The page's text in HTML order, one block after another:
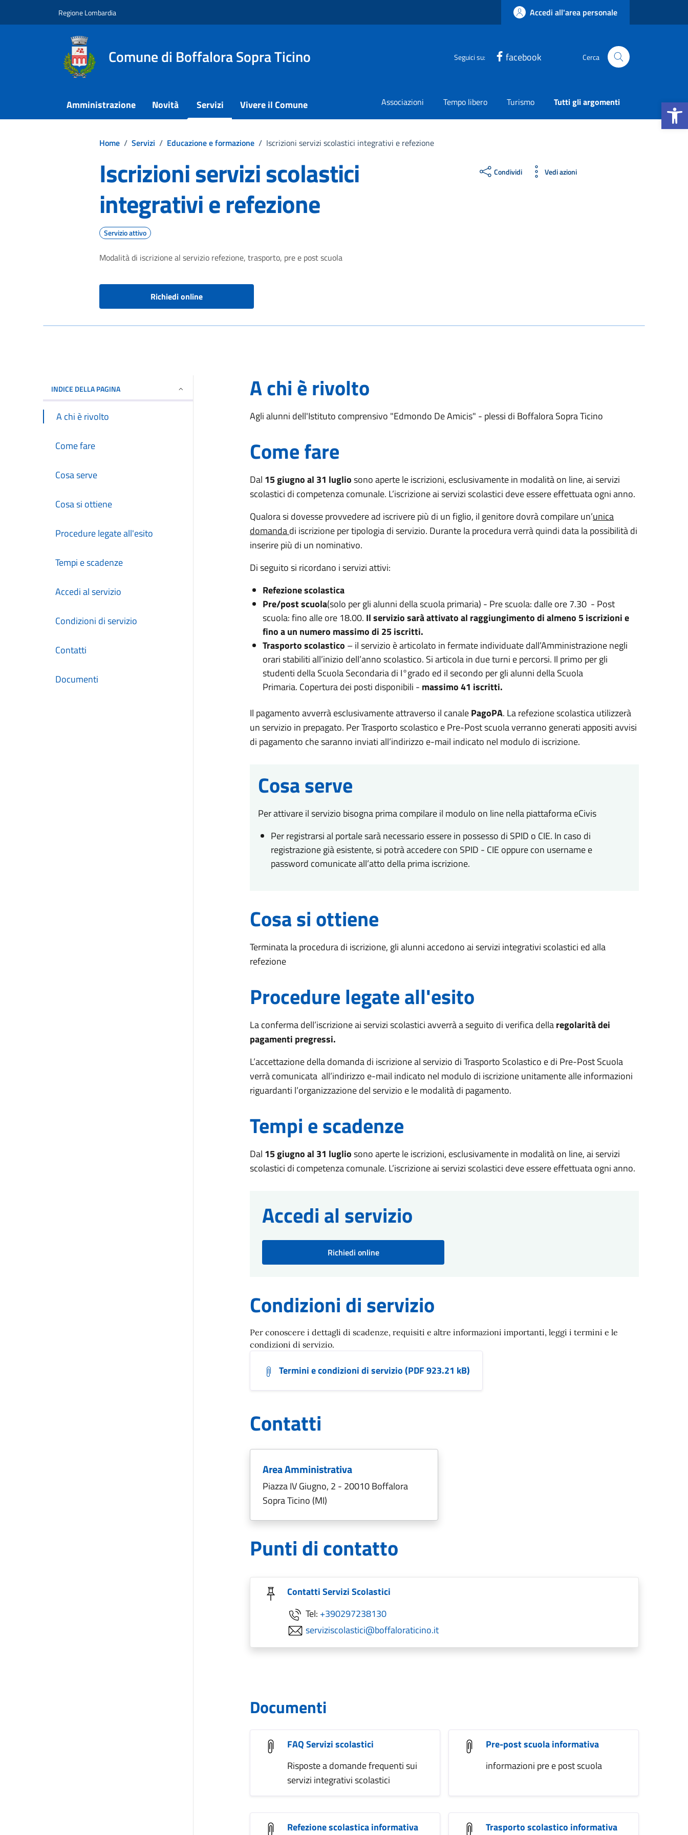
Apri la
Regione Lombardia Accedi all'area personale
Comune di Boffalora Sopra Ticino Seguici su: facebook Cerca
Amministrazione Novità Servizi Vivere il Comune Associazioni Tempo libero Turismo Tutti gli argomenti
Home / Servizi / Educazione e formazione / Iscrizioni servizi scolastici integrativi e refezione
Iscrizioni servizi scolastici
integrativi e refezione
Servizio attivo
Modalità di iscrizione al servizio refezione, trasporto, pre e post scuola
Richiedi online
Condividi Vedi azioni
INDICE DELLA PAGINA
A chi è rivolto
Come fare
Cosa serve
Cosa si ottiene
Procedure legate all'esito
Tempi e scadenze
Accedi al servizio
Condizioni di servizio
Contatti
Documenti
A chi è rivolto
Agli alunni dell'Istituto comprensivo "Edmondo De Amicis" - plessi di Boffalora Sopra Ticino
Come fare
Dal 15 giugno al 31 lugliosono aperte le iscrizioni, esclusivamente in modalità on line, ai servizi
scolastici di competenza comunale. L’iscrizione ai servizi scolastici deve essere effettuata ogni anno.
Qualora si dovesse provvedere ad iscrivere più di un figlio, il genitore dovrà compilare un’unica
domandadi iscrizione per tipologia di servizio. Durante la procedura verrà quindi data la possibilità di
inserire più di un nominativo.
Di seguito si ricordano i servizi attivi:
Refezione scolastica
Pre/post scuola(solo per gli alunni della scuola primaria) - Pre scuola: dalle ore 7.30 - Post
scuola: fino alle ore 18.00. Il servizio sarà attivato al raggiungimento di almeno 5 iscrizioni e
fino a un numero massimo di 25 iscritti.
Trasporto scolastico – il servizio è articolato in fermate individuate dall’Amministrazione negli
orari stabiliti all’inizio dell’anno scolastico. Si articola in due turni e percorsi. Il primo per gli
studenti della Scuola Secondaria di I°grado ed il secondo per gli alunni della Scuola
Primaria. Copertura dei posti disponibili - massimo 41 iscritti.
Il pagamento avverrà esclusivamente attraverso il canalePagoPA. La refezione scolastica utilizzerà
un servizio in prepagato. Per Trasporto scolastico e Pre-Post scuola verranno generati appositi avvisi
di pagamento che saranno inviati all’indirizzo e-mail indicato nel modulo di iscrizione.
Cosa serve
Per attivare il servizio bisogna prima compilare il modulo on line nella piattaforma eCivis
Per registrarsi al portale sarà necessario essere in possesso di SPID o CIE. In caso di
registrazione già esistente, si potrà accedere con SPID - CIE oppure con username e
password comunicate all’atto della prima iscrizione.
Cosa si ottiene
Terminata la procedura di iscrizione, gli alunni accedono ai servizi integrativi scolastici ed alla
refezione
Procedure legate all'esito
La conferma dell’iscrizione ai servizi scolastici avverrà a seguito di verifica dellaregolarità dei
pagamenti pregressi.
L’accettazione della domanda di iscrizione al servizio di Trasporto Scolastico e di Pre-Post Scuola
verrà comunicata all’indirizzo e-mail indicato nel modulo di iscrizione unitamente alle informazioni
riguardanti l’organizzazione del servizio e le modalità di pagamento.
Tempi e scadenze
Dal 15 giugno al 31 lugliosono aperte le iscrizioni, esclusivamente in modalità on line, ai servizi
scolastici di competenza comunale. L’iscrizione ai servizi scolastici deve essere effettuata ogni anno.
Accedi al servizio
Richiedi online
Condizioni di servizio
Per conoscere i dettagli di scadenze, requisiti e altre informazioni importanti, leggi i termini e le
condizioni di servizio.
Termini e condizioni di servizio (PDF 923.21 kB)
Contatti
Area Amministrativa
Piazza IV Giugno, 2 - 20010 Boffalora
Sopra Ticino (MI)
Punti di contatto
Contatti Servizi Scolastici
Tel: +390297238130
serviziscolastici@boffaloraticino.it
Documenti
FAQ Servizi scolastici
Risposte a domande frequenti sui
servizi integrativi scolastici
Pre-post scuola informativa
informazioni pre e post scuola
Refezione scolastica informativa Trasporto scolastico informativa